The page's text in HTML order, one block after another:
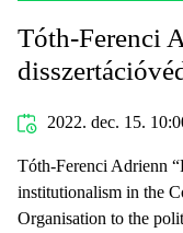
Tóth-Ferenci
2022. dec. 15.
Tóth-Ferenci Adrienn
institutionalism in the
Organisation to the